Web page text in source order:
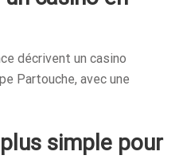
décrivent un casino
Partouche, avec une
simple pour